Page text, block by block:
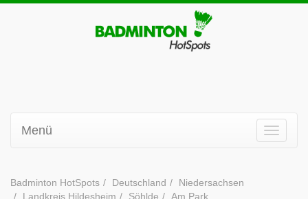
Menü
Badminton HotSpots Deutschland
Niedersachsen
Landkreis Hildesheim
Söhlde Am Park